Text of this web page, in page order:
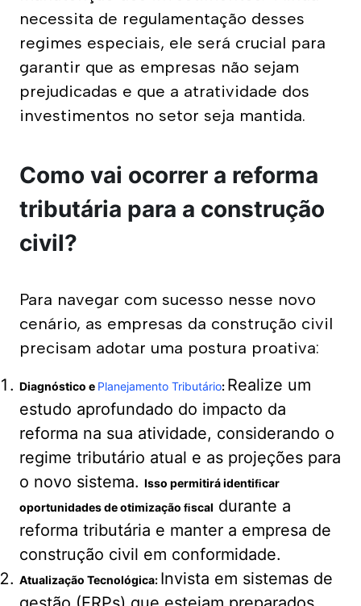
necessita de regulamentação desses
regimes especiais, ele será crucial para
garantir que as empresas não sejam
prejudicadas e que a atratividade dos
investimentos no setor seja mantida.
Como vai ocorrer a reforma
tributária para a construção
civil?
Para navegar com sucesso nesse novo
cenário, as empresas da construção civil
precisam adotar uma postura proativa:
Diagnóstico e Planejamento Tributário: Realize um
estudo aprofundado do impacto da
reforma na sua atividade, considerando o
regime tributário atual e as projeções para
o novo sistema. Isso permitirá identiﬁcar
oportunidades de otimização ﬁscal durante a
reforma tributária e manter a empresa de
construção civil em conformidade.
Atualização Tecnológica: Invista em sistemas de